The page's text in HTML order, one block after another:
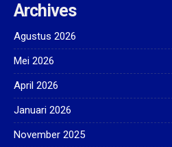
Archives
Agustus 2026
Mei 2026
April 2026
Januari 2026
November 2025